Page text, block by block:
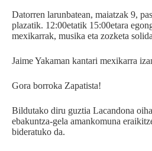
Datorren larunbatean, maiatzak 9,
plazatik. 12:00etatik 15:00etara
mexikarrak, musika eta zozketa
Jaime Yakaman kantari mexikarra
Gora borroka Zapatista!
Bildutako diru guztia Lacandona
ebakuntza-gela amankomuna
bideratuko da.